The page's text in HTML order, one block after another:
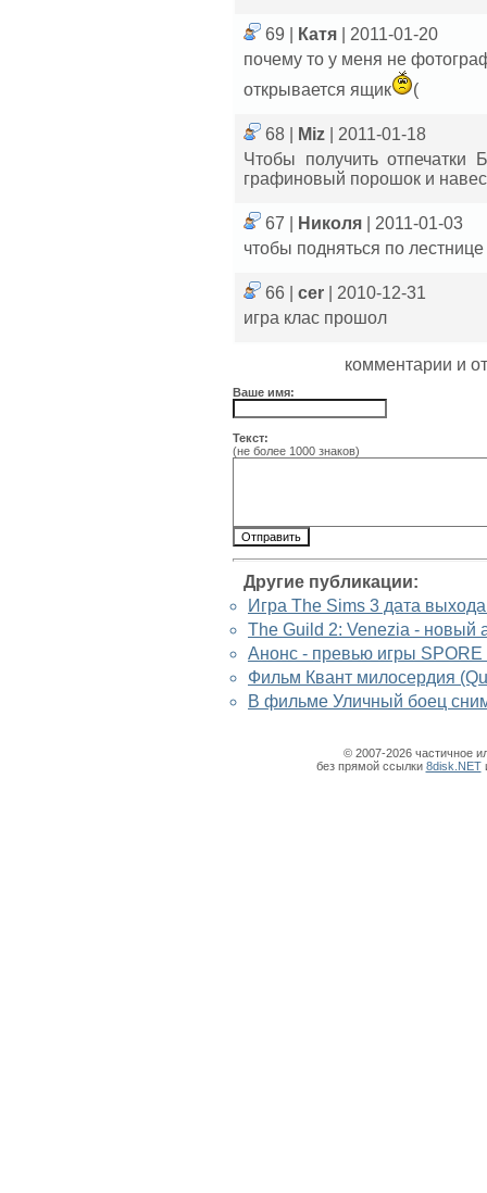
69 | Катя
| 2011-01-20
почему то у меня не
открывается ящик
(
68 | Miz
| 2011-01-18
Чтобы получить отпечатки
графиновый порошок и
67 | Николя
| 2011-01-03
чтобы подняться по
66 | cer
| 2010-12-31
игра клас прошол
комментарии и
Ваше имя:
Текст:
(не более 1000 знаков)
Другие публикации:
Игра The Sims 3 дата
The Guild 2: Venezia - новый
Анонс - превью игры
Фильм Квант милосердия
В фильме Уличный боец
© 2007-2026 частичное
без прямой ссылки 8disk.NET